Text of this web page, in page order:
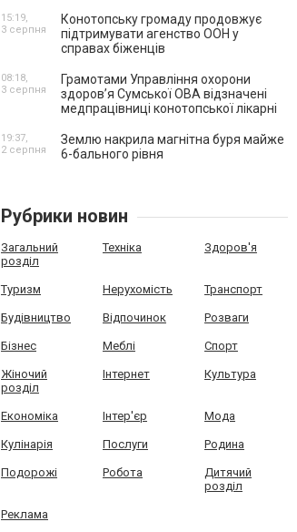
Конотопську громаду продовжує
підтримувати агенство ООН у
справах біженців
15:19,
3 серпня
Грамотами Управління охорони
здоров’я Сумської ОВА відзначені
медпрацівниці конотопської лікарні
08:18,
3 серпня
Землю накрила магнітна буря майже
6-бального рівня
19:37,
2 серпня
Рубрики новин
Загальний
розділ
Техніка Здоров'я
Туризм Нерухомість Транспорт
Будівництво Відпочинок Розваги
Бізнес Меблі Спорт
Жіночий
розділ
Інтернет Культура
Економіка Інтер'єр Мода
Кулінарія Послуги Родина
Подорожі Робота
Дитячий
розділ
Реклама